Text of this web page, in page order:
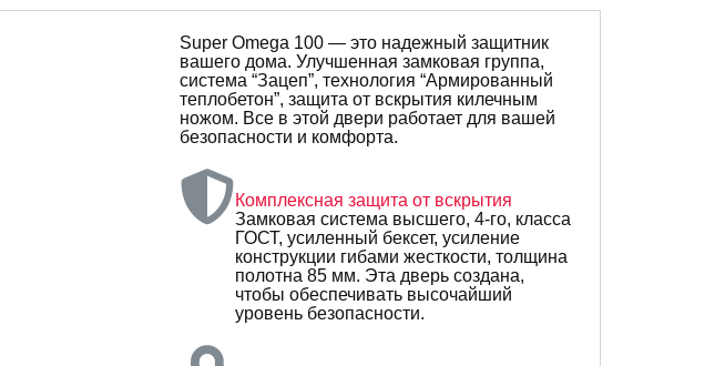
Super Omega 100 — это надежный защитник
вашего дома. Улучшенная замковая группа,
система “Зацеп”, технология “Армированный
теплобетон”, защита от вскрытия килечным
ножом. Все в этой двери работает для вашей
безопасности и комфорта.
Комплексная защита от вскрытия
Замковая система высшего, 4-го, класса
ГОСТ, усиленный бексет, усиление
конструкции гибами жесткости, толщина
полотна 85 мм. Эта дверь создана,
чтобы обеспечивать высочайший
уровень безопасности.